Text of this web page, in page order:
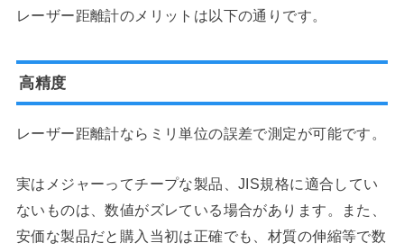
レーザー距離計のメリットは以下の通りです。
高精度
レーザー距離計ならミリ単位の誤差で測定が可能です。
実はメジャーってチープな製品、JIS規格に適合してい
ないものは、数値がズレている場合があります。また、
安価な製品だと購入当初は正確でも、材質の伸縮等で数